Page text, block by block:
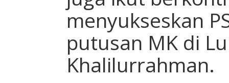
menyukseskan
putusan MK di
Khalilurrahman.